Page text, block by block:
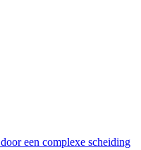
een complexe scheiding